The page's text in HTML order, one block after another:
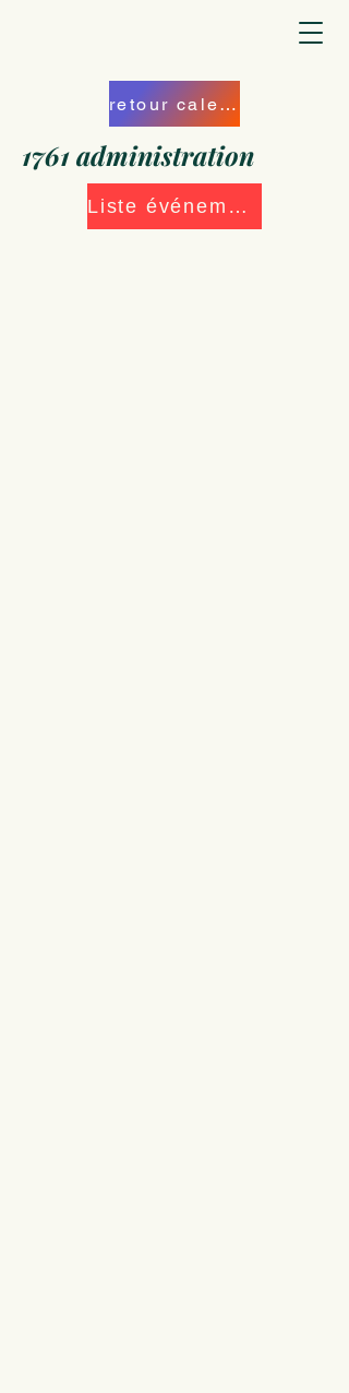
retour calendrier
1761 administration
Liste événements